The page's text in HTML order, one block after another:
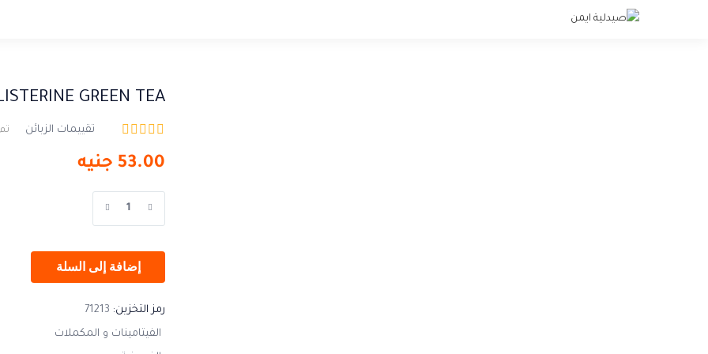
GREEN TEA
تقييمات الزبائن
53.00 جنيه
إضافة إلى السلة
رمز التخزين: 71213
الفيتامينات و المكملات